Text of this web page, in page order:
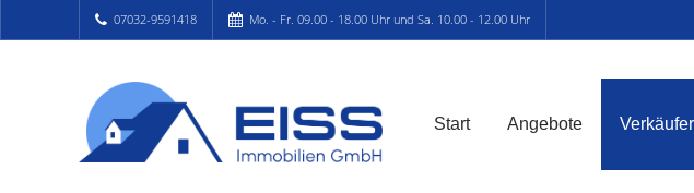
07032-9591418 Mo. - Fr. 09.00 - 18.00 Uhr und Sa. 10.00 - 12.00 Uhr
Start Angebote